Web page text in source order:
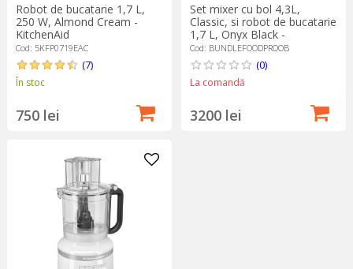
Robot de bucatarie 1,7 L,
250 W, Almond Cream -
KitchenAid
Cod: 5KFP0719EAC
(7)
În stoc
750 lei
Set mixer cu bol 4,3L,
Classic, si robot de bucatarie
1,7 L, Onyx Black -
KitchenAid
Cod: BUNDLEFOODPROOB
(0)
La comandă
3200 lei